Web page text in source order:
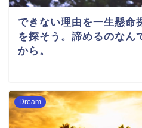
できない理由を一生懸命
を探そう。諦めるのなん
から。
Dream